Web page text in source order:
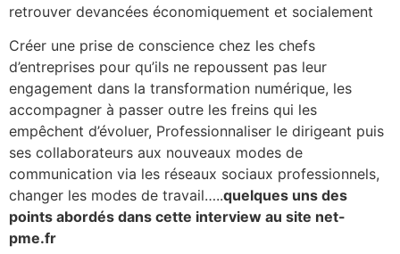
retrouver devancées économiquement et socialement
Créer une prise de conscience chez les chefs
d’entreprises pour qu’ils ne repoussent pas leur
engagement dans la transformation numérique, les
accompagner à passer outre les freins qui les
empêchent d’évoluer, Professionnaliser le dirigeant puis
ses collaborateurs aux nouveaux modes de
communication via les réseaux sociaux professionnels,
changer les modes de travail…..quelques uns des
points abordés dans cette interview au site net-
pme.fr